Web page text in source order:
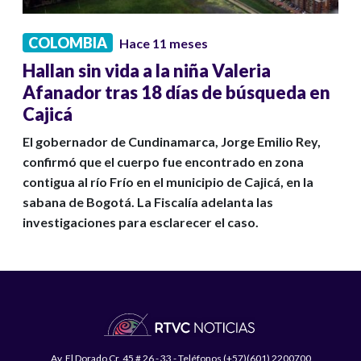
COLOMBIA Hace 11 meses
Hallan sin vida a la niña Valeria
Afanador tras 18 días de búsqueda en
Cajicá
El gobernador de Cundinamarca, Jorge Emilio Rey,
confirmó que el cuerpo fue encontrado en zona
contigua al río Frío en el municipio de Cajicá, en la
sabana de Bogotá. La Fiscalía adelanta las
investigaciones para esclarecer el caso.
Av. El Dorado Cr. 45 # 26 - 33 - Teléfonos (+57)(601) 2200700